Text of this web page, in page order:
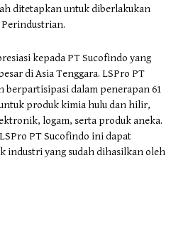
ditetapkan untuk diberlakukan
kepada PT Sucofindo yang
di Asia Tenggara. LSPro PT
berpartisipasi dalam penerapan 61
produk kimia hulu dan hilir,
logam, serta produk aneka.
PT Sucofindo ini dapat
industri yang sudah dihasilkan oleh